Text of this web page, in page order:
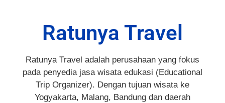
Ratunya Travel
Ratunya Travel adalah perusahaan yang fokus
pada penyedia jasa wisata edukasi (Educational
Trip Organizer). Dengan tujuan wisata ke
Yogyakarta, Malang, Bandung dan daerah